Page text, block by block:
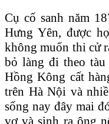
Cụ cố sanh năm
Hưng Yên, được
không muốn thi cử
bỏ làng đi theo tàu
Hồng Kông cất
trên Hà Nội và
sống nay đây mai
vợ và sinh ra ông